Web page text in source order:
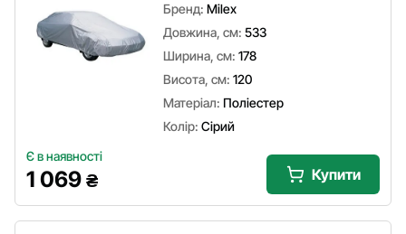
Бренд: Milex
Довжина, см: 533
Ширина, см: 178
Висота, см: 120
Матеріал: Поліестер
Колір: Сірий
Є в наявності
1 069 ₴ Купити